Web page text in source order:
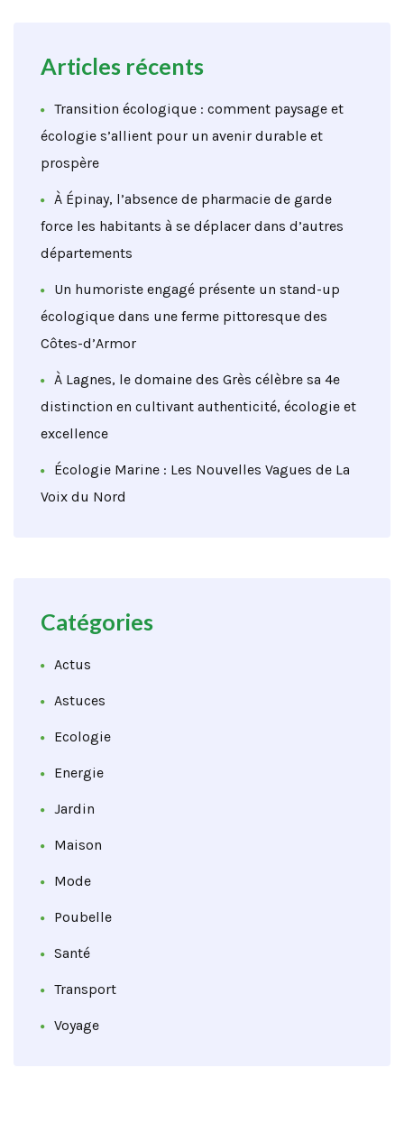
Articles récents
Transition écologique : comment paysage et
écologie s’allient pour un avenir durable et
prospère
À Épinay, l’absence de pharmacie de garde
force les habitants à se déplacer dans d’autres
départements
Un humoriste engagé présente un stand-up
écologique dans une ferme pittoresque des
Côtes-d’Armor
À Lagnes, le domaine des Grès célèbre sa 4e
distinction en cultivant authenticité, écologie et
excellence
Écologie Marine : Les Nouvelles Vagues de La
Voix du Nord
Catégories
Actus
Astuces
Ecologie
Energie
Jardin
Maison
Mode
Poubelle
Santé
Transport
Voyage